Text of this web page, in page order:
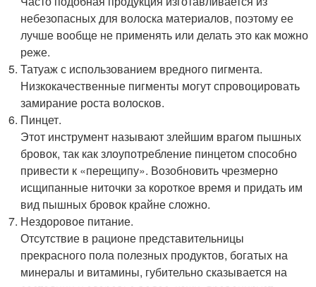
небезопасных для волоска материалов, поэтому ее
лучше вообще не применять или делать это как можно
реже.
Татуаж с использованием вредного пигмента.
Низкокачественные пигменты могут спровоцировать
замирание роста волосков.
Пинцет.
Этот инструмент называют злейшим врагом пышных
бровок, так как злоупотребление пинцетом способно
привести к «перещипу». Возобновить чрезмерно
исщипанные ниточки за короткое время и придать им
вид пышных бровок крайне сложно.
Нездоровое питание.
Отсутствие в рационе представительницы
прекрасного пола полезных продуктов, богатых на
минералы и витамины, губительно сказывается на